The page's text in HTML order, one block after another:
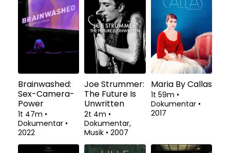
Brainwashed:
Sex-Camera-
Power
1t 47m •
Dokumentar •
2022
Joe Strummer:
The Future Is
Unwritten
2t 4m •
Dokumentar,
Musik • 2007
Maria By Callas
1t 59m •
Dokumentar •
2017